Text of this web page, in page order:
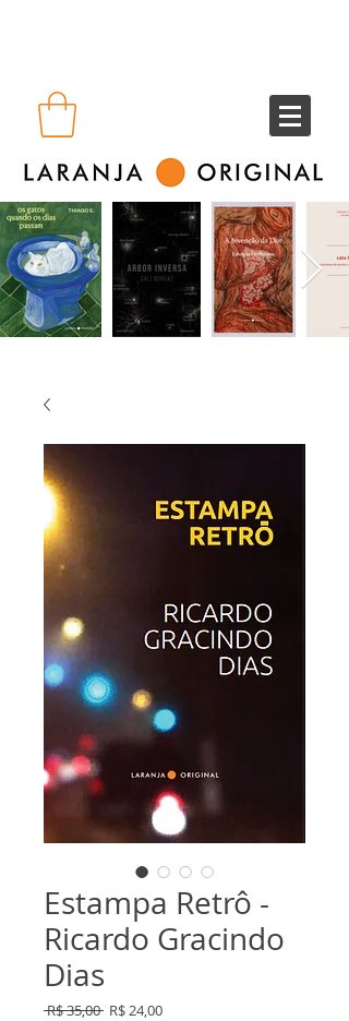
Estampa Retrô -
Ricardo Gracindo
Dias
R$ 35,00 Preço
R$ 24,00Preço